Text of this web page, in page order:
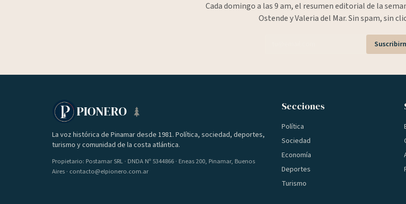
Cada domingo a las 9 am, el resumen editorial de la
Ostende y Valeria del Mar. Sin spam, sin
PIONERO
La voz histórica de Pinamar desde 1981. Política, sociedad, deportes,
turismo y comunidad de la costa atlántica.
Propietario: Postamar SRL · DNDA Nº 5344866 · Eneas 200, Pinamar, Buenos
Aires · contacto@elpionero.com.ar
Secciones
Política
Sociedad
Economía
Deportes
Turismo